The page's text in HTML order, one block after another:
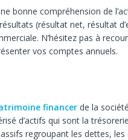
bonne compréhension de
(résultat net, résultat
N’hésitez pas à
vos comptes annuels.
financer de la
d’actifs qui sont la
regroupant les dettes,